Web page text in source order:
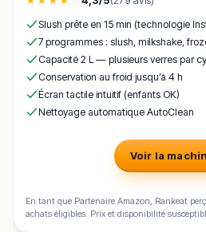
Slush prête en 15 min (technologie
7 programmes : slush, milkshake,
Capacité 2 L — plusieurs verres par
Conservation au froid jusqu’à 4 h
Écran tactile intuitif (enfants OK)
Nettoyage automatique AutoClean
Voir la
En tant que Partenaire Amazon, Rankeat
achats éligibles. Prix et disponibilité